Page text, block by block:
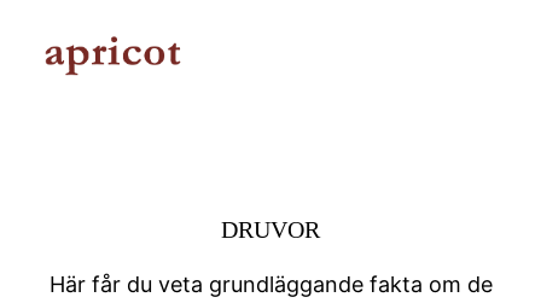
DRUVOR
Här får du veta grundläggande fakta om de